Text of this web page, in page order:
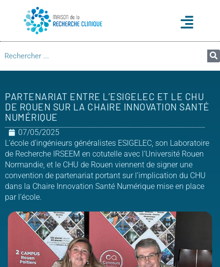
PARTENARIAT ENTRE L’ESIGELEC ET LE CHU
DE ROUEN SUR LA CHAIRE INNOVATION SANTÉ
NUMÉRIQUE
07/05/2025
L’école d’ingénieurs généralistes ESIGELEC, son Laboratoire
de Recherche IRSEEM en cotutelle avec l’Université Rouen
Normandie, et le CHU de Rouen viennent de signer une
convention de partenariat portant sur l’implication du CHU
dans la Chaire Innovation Santé Numérique mise en place
par l’école.